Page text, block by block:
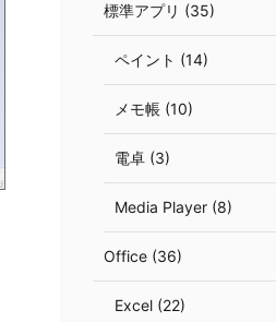
標準アプリ (35)
ペイント (14)
メモ帳 (10)
電卓 (3)
Media Player (8)
Office (36)
Excel (22)